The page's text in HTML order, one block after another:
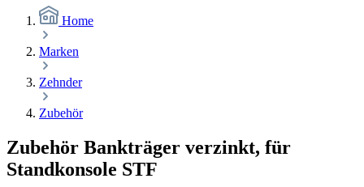
Home
Marken
Zehnder
Zubehör
Zubehör Bankträger verzinkt, für
Standkonsole STF